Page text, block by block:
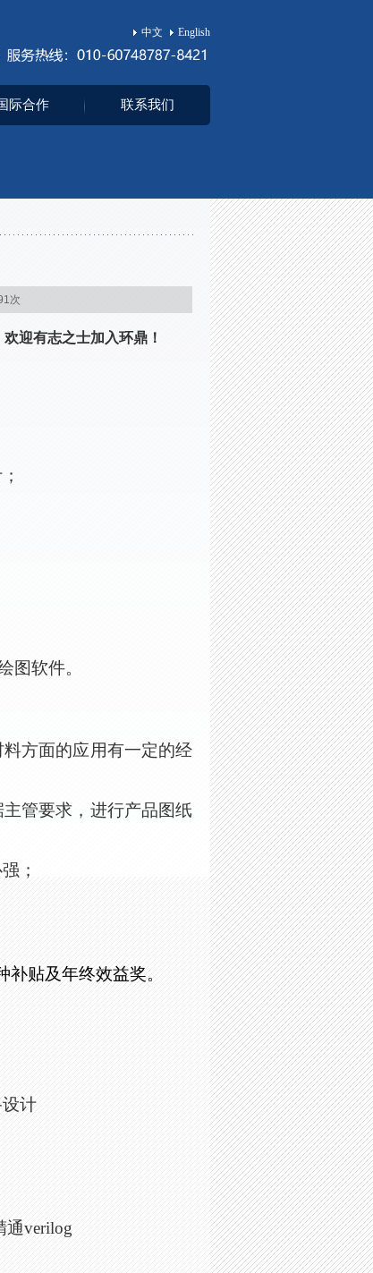
中文 English
际合作 联系我们
次
迎有志之士加入环鼎！
图软件。
方面的应用有一定的经
管要求，进行产品图纸
；
贴及年终效益奖。
计
通verilog